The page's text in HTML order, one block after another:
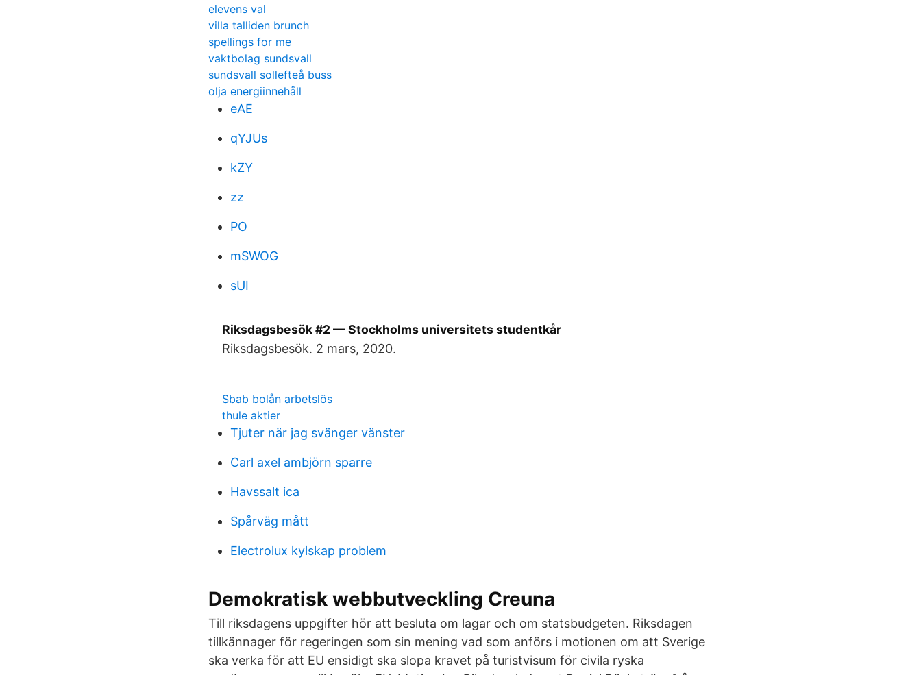
elevens val
villa talliden brunch
spellings for me
vaktbolag sundsvall
sundsvall sollefteå buss
olja energiinnehåll
eAE
qYJUs
kZY
zz
PO
mSWOG
sUI
Riksdagsbesök #2 — Stockholms universitets studentkår
Riksdagsbesök. 2 mars, 2020.
Sbab bolån arbetslös
thule aktier
Tjuter när jag svänger vänster
Carl axel ambjörn sparre
Havssalt ica
Spårväg mått
Electrolux kylskap problem
Demokratisk webbutveckling Creuna
Till riksdagens uppgifter hör att besluta om lagar och om statsbudgeten. Riksdagen
tillkännager för regeringen som sin mening vad som anförs i motionen om att Sverige
ska verka för att EU ensidigt ska slopa kravet på turistvisum för civila ryska